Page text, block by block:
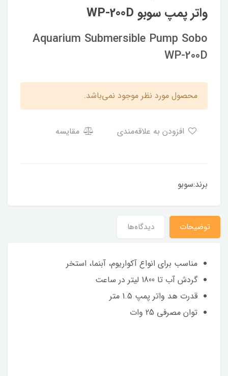
واتر پمپ سوبو WP-200D
Aquarium Submersible Pump Sobo
WP-200D
محصول مورد نظر موجود نمی‌باشد.
مقایسه
برند:سوبو
توضیحات دیدگاه‌ها
مناسب برای انواع آکواریوم، آبنما، استخر
گردش آب تا 1800 لیتر در ساعت
قدرت هد واتر پمپ 1.5 متر
توان مصرفی 25 وات